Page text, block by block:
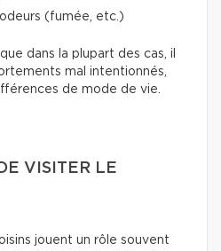
(fumée, etc.)
dans la plupart des cas, il
mal intentionnés,
de mode de vie.
VISITER LE
jouent un rôle souvent